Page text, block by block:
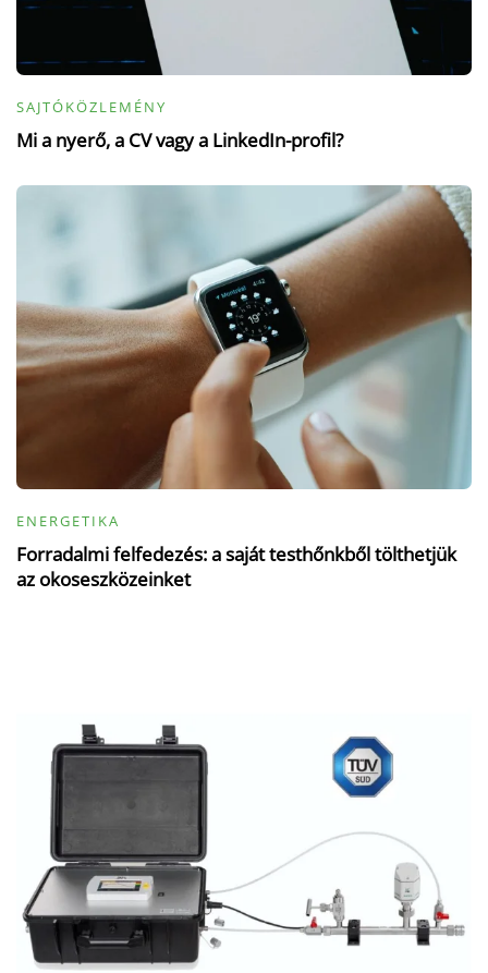
SAJTÓKÖZLEMÉNY
Mi a nyerő, a CV vagy a LinkedIn-profil?
ENERGETIKA
Forradalmi felfedezés: a saját testhőnkből tölthetjük
az okoseszközeinket